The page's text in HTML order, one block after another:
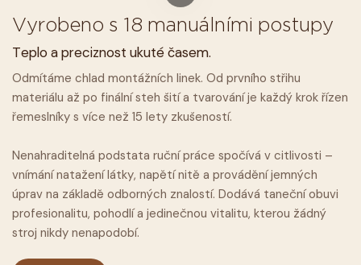
Vyrobeno s 18 manuálními postupy
Teplo a preciznost ukuté časem.
Odmítáme chlad montážních linek. Od prvního střihu
materiálu až po finální steh šití a tvarování je každý krok řízen
řemeslníky s více než 15 lety zkušeností.
Nenahraditelná podstata ruční práce spočívá v citlivosti –
vnímání natažení látky, napětí nitě a provádění jemných
úprav na základě odborných znalostí. Dodává taneční obuvi
profesionalitu, pohodlí a jedinečnou vitalitu, kterou žádný
stroj nikdy nenapodobí.